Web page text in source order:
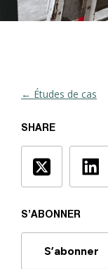
← Études de cas
SHARE
S’ABONNER
S’abonner